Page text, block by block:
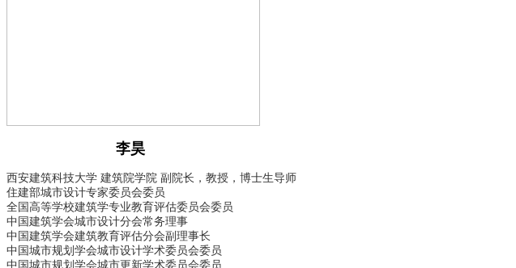
李昊
西安建筑科技大学 建筑院学院 副院长，教授，博士生导师
住建部城市设计专家委员会委员
全国高等学校建筑学专业教育评估委员会委员
中国建筑学会城市设计分会常务理事
中国建筑学会建筑教育评估分会副理事长
中国城市规划学会城市设计学术委员会委员
中国城市规划学会城市更新学术委员会委员